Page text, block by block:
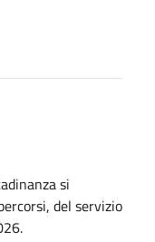
si
del servizio